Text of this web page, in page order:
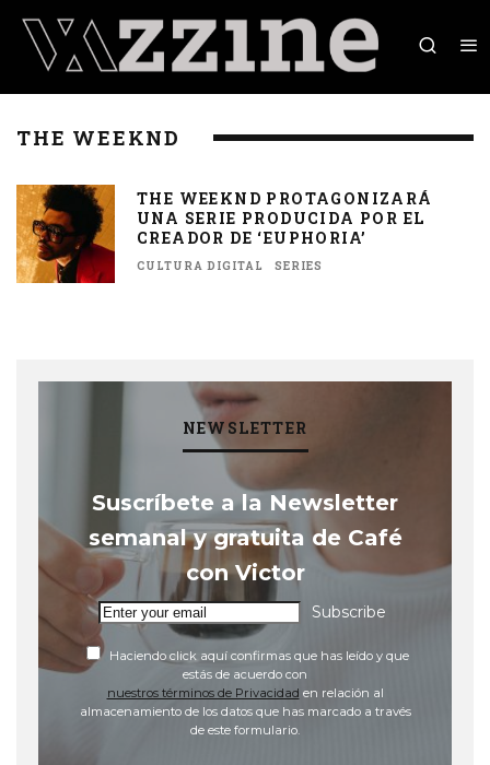
THE WEEKND
THE WEEKND PROTAGONIZARÁ
UNA SERIE PRODUCIDA POR EL
CREADOR DE ‘EUPHORIA’
CULTURA DIGITAL SERIES
NEWSLETTER
Suscríbete a la Newsletter
semanal y gratuita de Café
con Victor
Subscribe
Haciendo click aquí confirmas que has leído y que
estás de acuerdo con
nuestros términos de Privacidad en relación al
almacenamiento de los datos que has marcado a través
de este formulario.